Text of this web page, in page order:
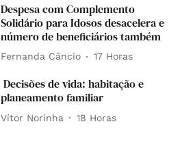
Despesa com Complemento
Solidário para Idosos desacelera e
número de beneficiários também
Fernanda Câncio 17 Horas
Decisões de vida: habitação e
planeamento familiar
Vítor Norinha 18 Horas